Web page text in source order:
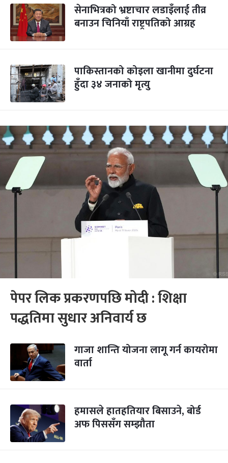
सेनाभित्रको भ्रष्टाचार लडाइँलाई तीव्र
बनाउन चिनियाँ राष्ट्रपतिको आग्रह
पाकिस्तानको कोइला खानीमा दुर्घटना
हुँदा ३४ जनाको मृत्यु
पेपर लिक प्रकरणपछि मोदी : शिक्षा
पद्धतिमा सुधार अनिवार्य छ
गाजा शान्ति योजना लागू गर्न कायरोमा
वार्ता
हमासले हातहतियार बिसाउने, बोर्ड
अफ पिससँग सम्झौता